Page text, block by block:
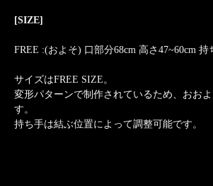
[SIZE]
FREE :(およそ) 口部分68cm 高さ47~60cm 持
サイズはFREE SIZE。
変形パターンで制作されているため、おお
す。
持ち手は結ぶ位置によって調整可能です。